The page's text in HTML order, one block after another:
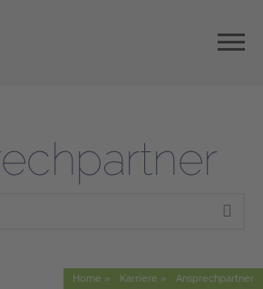
Home Karriere Ansprechpartner